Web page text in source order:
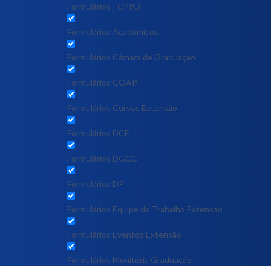
Formulários - CPPD
Formulários Acadêmicos
Formulários Câmara de Graduação
Formulários COAP
Formulários Cursos Extensão
Formulários DCF
Formulários DGCC
Formulários DP
Formulários Equipe de Trabalho Extensão
Formulários Eventos Extensão
Formulários Monitoria Graduação